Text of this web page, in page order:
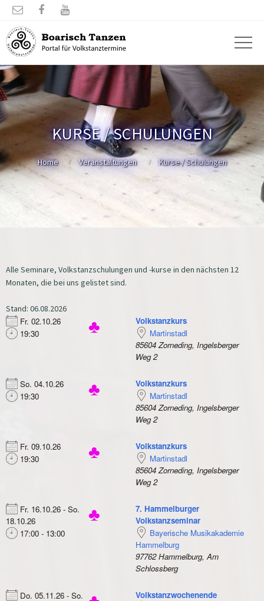
  
KURSE / SCHULUNGEN
Home Veranstaltungen Kurse / Schulungen
Alle Seminare, Volkstanzschulungen und -kurse in den nächsten 12
Monaten, die bei uns gelistet sind.
Stand: 06.08.2026
Fr. 02.10.26
19:30
♣
Volkstanzkurs
Martinstadl
85604 Zorneding, Ingelsberger
Weg 2
So. 04.10.26
19:30
♣
Volkstanzkurs
Martinstadl
85604 Zorneding, Ingelsberger
Weg 2
Fr. 09.10.26
19:30
♣
Volkstanzkurs
Martinstadl
85604 Zorneding, Ingelsberger
Weg 2
Fr. 16.10.26 - So.
18.10.26
17:00 - 13:00
♣
7. Hammelburger
Volkstanzseminar
Bayerische Musikakademie
Hammelburg
97762 Hammelburg, Am
Schlossberg
Do. 05.11.26 - So.
Volkstanzwochenende